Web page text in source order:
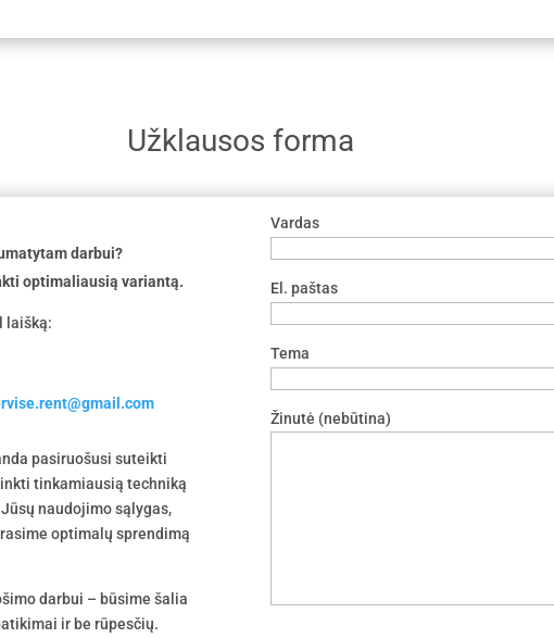
Užklausos forma
darbui?
optimaliausią variantą.
laišką:
pasiruošusi suteikti
tinkamiausią techniką
naudojimo sąlygas,
optimalų sprendimą
darbui – būsime šalia
ir be rūpesčių.
Vardas
El. paštas
Tema
Žinutė (nebūtina)